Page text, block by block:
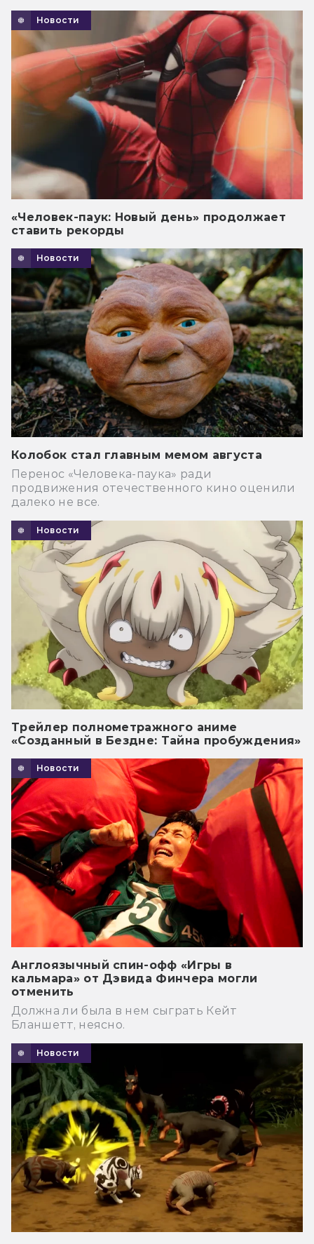
Новости
«Человек-паук: Новый день» продолжает
ставить рекорды
Новости
Колобок стал главным мемом августа
Перенос «Человека-паука» ради
продвижения отечественного кино оценили
далеко не все.
Новости
Трейлер полнометражного аниме
«Созданный в Бездне: Тайна пробуждения»
Новости
Англоязычный спин-офф «Игры в
кальмара» от Дэвида Финчера могли
отменить
Должна ли была в нем сыграть Кейт
Бланшетт, неясно.
Новости